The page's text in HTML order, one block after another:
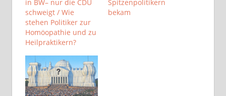
in BW– nur die CDU
schweigt / Wie
stehen Politiker zur
Homöopathie und zu
Heilpraktikern?
Spitzenpolitikern
bekam